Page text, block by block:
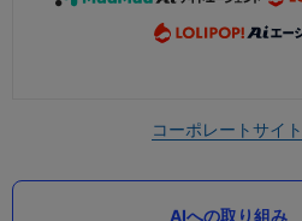
コーポレートサイト
AIへの取り組み